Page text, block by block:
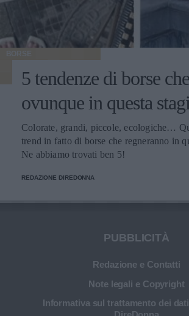
BORSE
5 tendenze di borse
ovunque in questa
Colorate, grandi, piccole, ecologiche…
trend in fatto di borse che regneranno in
Ne abbiamo trovati ben 5!
REDAZIONE DIREDONNA
PUBBLICITÀ
Redazione e Contatti
Note legali e Copyright
Informativa sul trattamento dei